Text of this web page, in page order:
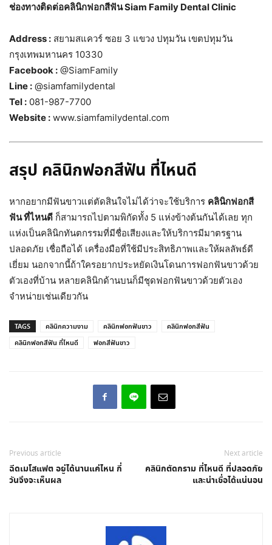
ช่องทางติดต่อคลินิกฟอกสีฟัน Siam Family Dental Clinic
Address : สยามสแควร์ ซอย 3 แขวง ปทุมวัน เขตปทุมวัน
กรุงเทพมหานคร 10330
Facebook : @SiamFamily
Line : @siamfamilydental
Tel : 081-987-7700
Website : www.siamfamilydental.com
สรุป คลินิกฟอกสีฟัน ที่ไหนดี
หากอยากมีฟันขาวแต่ตัดสินใจไม่ได้ว่าจะใช้บริการ คลินิกฟอกสี
ฟัน ที่ไหนดี ก็สามารถไปตามพิกัดทั้ง 5 แห่งข้างต้นกันได้เลย ทุก
แห่งเป็นคลินิกทันตกรรมที่มีชื่อเสียงและให้บริการมีมาตรฐาน
ปลอดภัย เชื่อถือได้ เครื่องมือที่ใช้มีประสิทธิภาพและให้ผลลัพธ์ดี
เยี่ยม นอกจากนี้ถ้าใครอยากประหยัดเงินโดนการฟอกฟันขาวด้วย
ตัวเองที่บ้าน หลายคลินิกด้านบนก็มีชุดฟอกฟันขาวด้วยตัวเอง
จำหน่ายเช่นเดียวกัน
TAGS คลินิกความงาม คลินิกฟอกฟันขาว
คลินิกฟอกสีฟัน
คลินิกฟอกสีฟัน ที่ไหนดี
ฟอกสีฟันขาว
Previous article
ฉีดเมโสแฟต อยู่ได้นานแค่ไหน กี่
วันจึงจะเห็นผล
Next article
คลินิกตัดกราม ที่ไหนดี ที่ปลอดภัย
และน่าเชื่อได้แน่นอน